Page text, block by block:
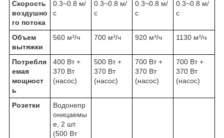
Скорость
воздушно
го потока
0.3~0.8 м/
с
0.3~0.8 м/
с
0.3~0.8 м/
с
0.3~0.8 м/
с
Объем
вытяжки
560 м³/ч 700 м³/ч 920 м³/ч 1130 м³/ч
Потребля
емая
мощност
ь
400 Вт +
370 Вт
(насос)
500 Вт +
370 Вт
(насос)
700 Вт +
370 Вт
(насос)
700 Вт +
370 Вт
(насос)
Розетки
Водонепр
оницаемы
е, 2 шт.
(500 Вт